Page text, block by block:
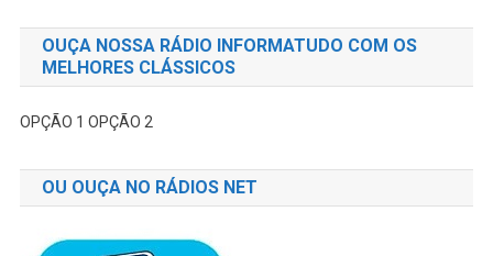
OUÇA NOSSA RÁDIO INFORMATUDO COM OS
MELHORES CLÁSSICOS
OPÇÃO 1 OPÇÃO 2
OU OUÇA NO RÁDIOS NET